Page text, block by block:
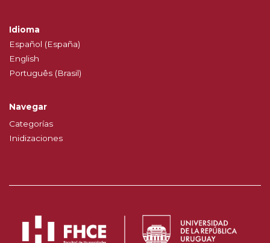
Idioma
Español (España)
English
Português (Brasil)
Navegar
Categorías
Inidizaciones